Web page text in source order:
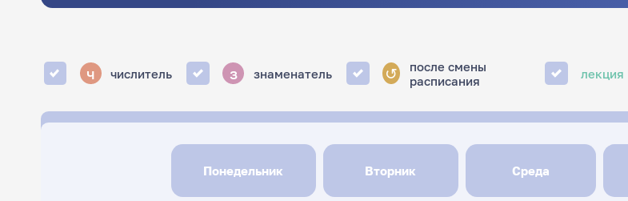
ч числитель з знаменатель ↺
после смены
расписания
лекция
Понедельник Вторник Среда